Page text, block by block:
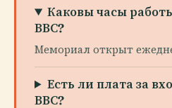
Каковы часы
ВВС?
Мемориал открыт
Есть ли плата за
ВВС?